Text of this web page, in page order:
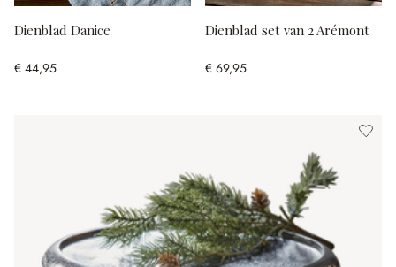
Dienblad Danice
€ 44,95
Dienblad set van 2 Arémont
€ 69,95